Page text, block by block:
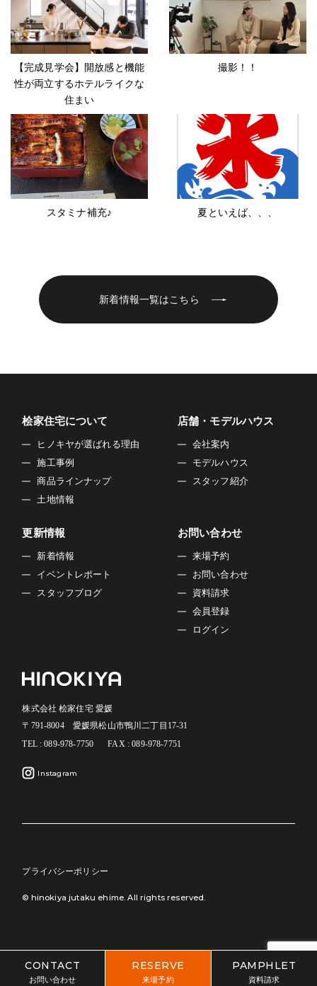
【完成見学会】開放感と機能
性が両立するホテルライクな
住まい
撮影！！
スタミナ補充♪ 夏といえば、、、
新着情報一覧はこちら
桧家住宅について
ヒノキヤが選ばれる理由
施工事例
商品ラインナップ
土地情報
店舗・モデルハウス
会社案内
モデルハウス
スタッフ紹介
更新情報
新着情報
イベントレポート
スタッフブログ
お問い合わせ
来場予約
お問い合わせ
資料請求
会員登録
ログイン
株式会社 桧家住宅 愛媛
〒791-8004 愛媛県松山市鴨川二丁目17-31
TEL : 089-978-7750
FAX : 089-978-7751
Instagram
プライバシーポリシー
© hinokiya jutaku ehime. All rights reserved.
CONTACT
お問い合わせ
RESERVE
来場予約
PAMPHLET
資料請求